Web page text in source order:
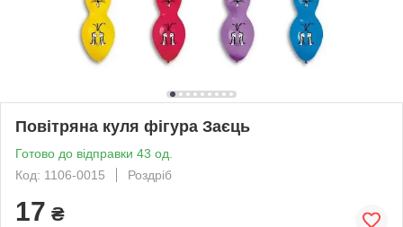
Повітряна куля фігура Заєць
Готово до відправки 43 од.
Код: 1106-0015
Роздріб
17 ₴